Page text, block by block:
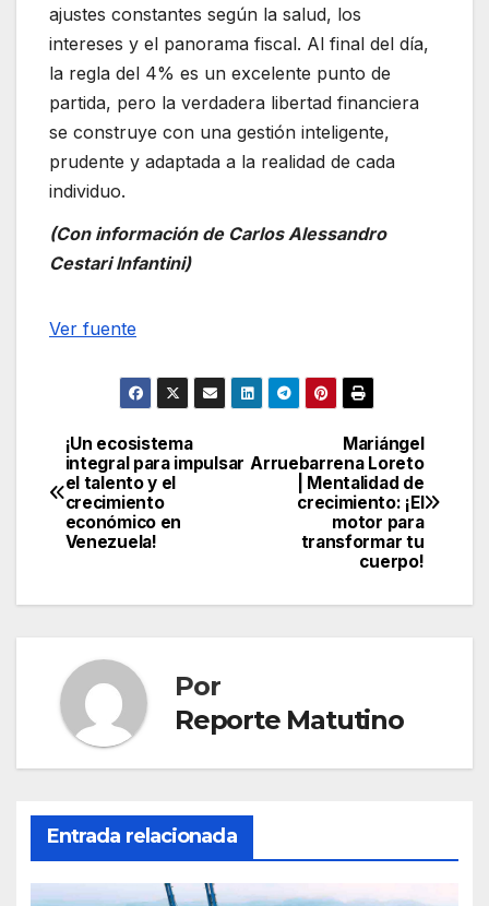
ajustes constantes según la salud, los
intereses y el panorama fiscal. Al final del día,
la regla del 4% es un excelente punto de
partida, pero la verdadera libertad financiera
se construye con una gestión inteligente,
prudente y adaptada a la realidad de cada
individuo.
(Con información de Carlos Alessandro
Cestari Infantini)
Navegación
entradas
Ver fuente
Navegación
de
entradas
Mariángel
Arruebarrena Loreto
| Mentalidad de
crecimiento: ¡El
motor para
transformar tu
cuerpo!
¡Un ecosistema
integral para impulsar
el talento y el
crecimiento
económico en
Venezuela!
Por
Reporte Matutino
Entrada relacionada